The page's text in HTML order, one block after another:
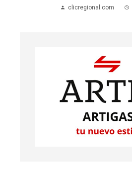
clicregional.com